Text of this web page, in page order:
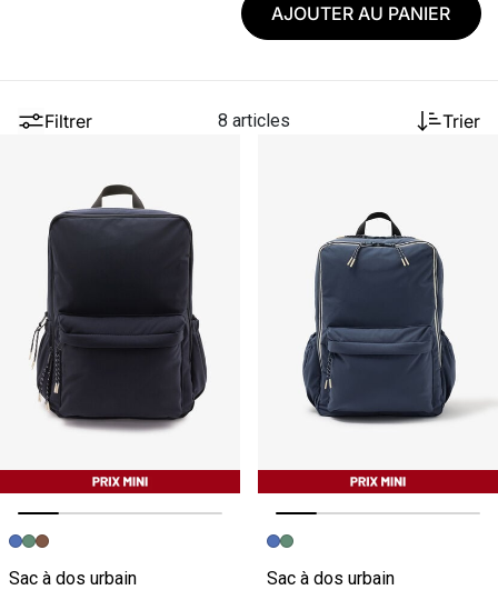
AJOUTER AU PANIER
Filtrer 8 articles Trier
Image précédente
Image suivante
Sac à dos urbain
Image précédente
Image suivante
Sac à dos urbain